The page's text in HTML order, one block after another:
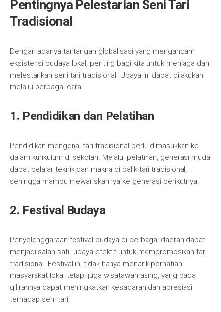
Pentingnya Pelestarian Seni Tari
Tradisional
Dengan adanya tantangan globalisasi yang mengancam
eksistensi budaya lokal, penting bagi kita untuk menjaga dan
melestarikan seni tari tradisional. Upaya ini dapat dilakukan
melalui berbagai cara:
1. Pendidikan dan Pelatihan
Pendidikan mengenai tari tradisional perlu dimasukkan ke
dalam kurikulum di sekolah. Melalui pelatihan, generasi muda
dapat belajar teknik dan makna di balik tari tradisional,
sehingga mampu mewariskannya ke generasi berikutnya.
2. Festival Budaya
Penyelenggaraan festival budaya di berbagai daerah dapat
menjadi salah satu upaya efektif untuk mempromosikan tari
tradisional. Festival ini tidak hanya menarik perhatian
masyarakat lokal tetapi juga wisatawan asing, yang pada
gilirannya dapat meningkatkan kesadaran dan apresiasi
terhadap seni tari.